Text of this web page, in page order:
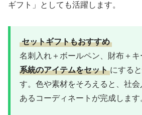
ギフト」としても活躍します。
セットギフトもおすすめ
名刺入れ＋ボールペン、財布＋キ
系統のアイテムをセット にする
す。色や素材をそろえると、社
あるコーディネートが完成します。